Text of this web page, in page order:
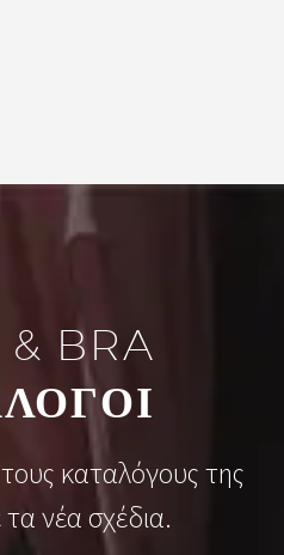
& BRA
καταλόγους της
τα νέα σχέδια.